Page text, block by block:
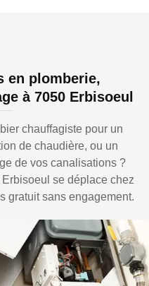
en plomberie,
à 7050 Erbisoeul
chauffagiste pour un
de chaudière, ou un
de vos canalisations ?
se déplace chez
gratuit sans engagement.